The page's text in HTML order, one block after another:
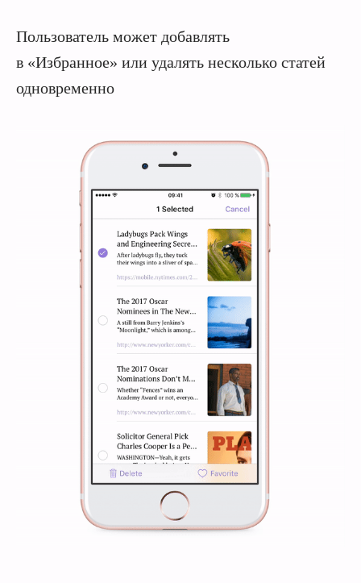
Пользователь может добавлять
в «Избранное» или удалять несколько статей
одновременно